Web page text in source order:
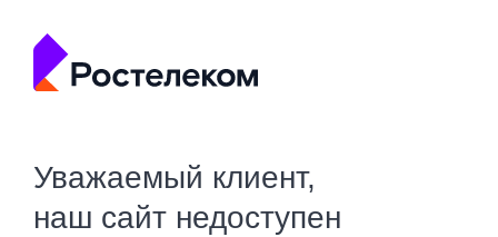
Уважаемый клиент,
наш сайт недоступен